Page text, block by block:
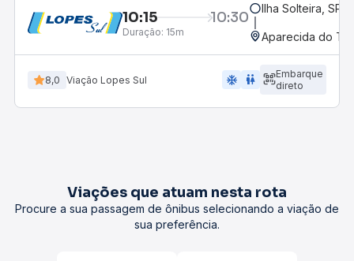
10:15 10:30
Duração: 15m
Ilha Solteira, SP
Aparecida do
8,0 Viação Lopes Sul ac_unit wc
Embarque
direto
Viações que atuam nesta rota
Procure a sua passagem de ônibus selecionando a viação de
sua preferência.